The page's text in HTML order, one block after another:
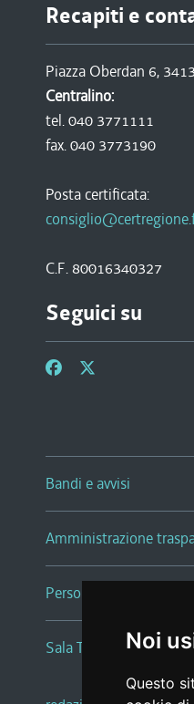
Noi
Questo
Recapiti e
Piazza Oberdan 6,
Centralino:
tel. 040 3771111
fax. 040 3773190
Posta certificata:
C.F. 80016340327
Seguici su
Bandi e avvisi
Amministrazione
Persone e Uffici
Sala Tiziano Tessitori